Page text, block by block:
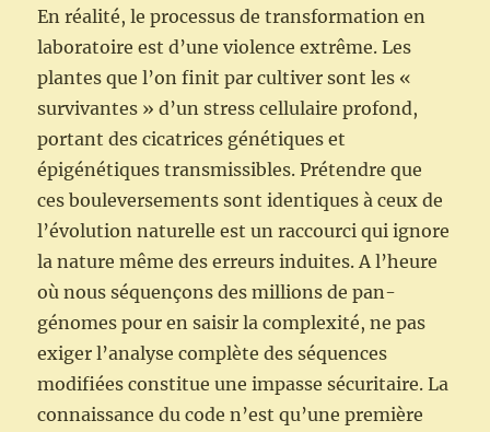
En réalité, le processus de transformation en
laboratoire est d’une violence extrême. Les
plantes que l’on finit par cultiver sont les «
survivantes » d’un stress cellulaire profond,
portant des cicatrices génétiques et
épigénétiques transmissibles. Prétendre que
ces bouleversements sont identiques à ceux de
l’évolution naturelle est un raccourci qui ignore
la nature même des erreurs induites. A l’heure
où nous séquençons des millions de pan-
génomes pour en saisir la complexité, ne pas
exiger l’analyse complète des séquences
modifiées constitue une impasse sécuritaire. La
connaissance du code n’est qu’une première